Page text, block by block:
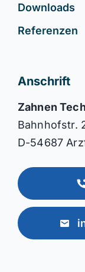
Downloads
Referenzen
Anschrift
Zahnen
Bahnhofstr.
D-54687